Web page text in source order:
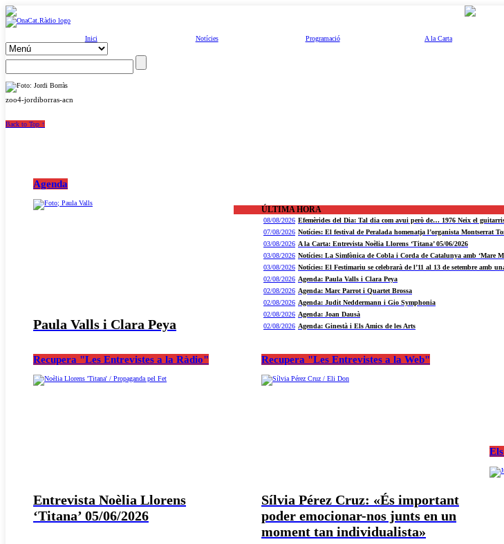
Inici Notícies Programació A la Carta
zoo4-jordiborras-acn
Back to Top ↑
Agenda
Paula Valls i Clara Peya
ÚLTIMA HORA
08/08/2026 Efemèrides del Dia: Tal dia com avui però de… 1976 Neix el
07/08/2026 Notícies: El festival de Peralada homenatja l’organista Montserrat
03/08/2026 A la Carta: Entrevista Noèlia Llorens ‘Titana’ 05/06/2026
03/08/2026 Notícies: La Simfònica de Cobla i Corda de Catalunya amb ‘Mare
03/08/2026 Notícies: El Festimariu se celebrarà de l’11 al 13 de setembre amb
02/08/2026 Agenda: Paula Valls i Clara Peya
02/08/2026 Agenda: Marc Parrot i Quartet Brossa
02/08/2026 Agenda: Judit Neddermann i Gio Symphonia
02/08/2026 Agenda: Joan Dausà
02/08/2026 Agenda: Ginestà i Els Amics de les Arts
Recupera "Les Entrevistes a la Ràdio"
Entrevista Noèlia Llorens
‘Titana’ 05/06/2026
Recupera "Les Entrevistes a la Web"
Sílvia Pérez Cruz: «És important
poder emocionar-nos junts en un
moment tan individualista»